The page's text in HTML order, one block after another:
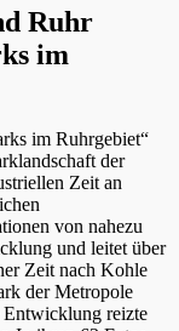
Ruhr
im
im Ruhrgebiet“
der
Zeit an
von nahezu
und leitet über
Zeit nach Kohle
der Metropole
Entwicklung reizte